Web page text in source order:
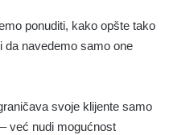
ponuditi, kako opšte tako
da navedemo samo one
svoje klijente samo
već nudi mogućnost